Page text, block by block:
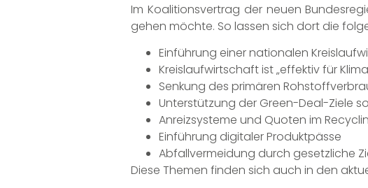
Im Koalitionsvertrag der neuen
gehen möchte. So lassen sich dort die
Einführung einer nationalen
Kreislaufwirtschaft ist „effektiv für
Senkung des primären
Unterstützung der Green-Deal-Ziele
Anreizsysteme und Quoten im
Einführung digitaler Produktpässe
Abfallvermeidung durch gesetzliche
Diese Themen finden sich auch in den